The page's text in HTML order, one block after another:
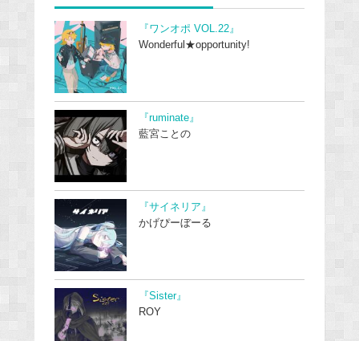
『ワンオポ VOL.22』
Wonderful★opportunity!
『ruminate』
藍宮ことの
『サイネリア』
かげぴーぼーる
『Sister』
ROY